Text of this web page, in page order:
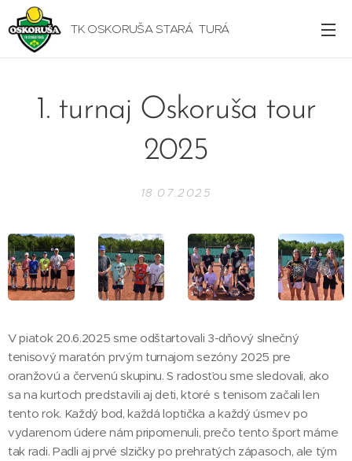
TK OSKORUŠA STARÁ TURÁ
1. turnaj Oskoruša tour
2025
18.07.2025
V piatok 20.6.2025 sme odštartovali 3-dňový slnečný
tenisový maratón prvým turnajom sezóny 2025 pre
oranžovú a červenú skupinu. S radosťou sme sledovali, ako
sa na kurtoch predstavili aj deti, ktoré s tenisom začali len
tento rok. Každý bod, každá loptička a každý úsmev po
vydarenom údere nám pripomenuli, prečo tento šport máme
tak radi. Padli aj prvé slzičky po prehratých zápasoch, ale tým